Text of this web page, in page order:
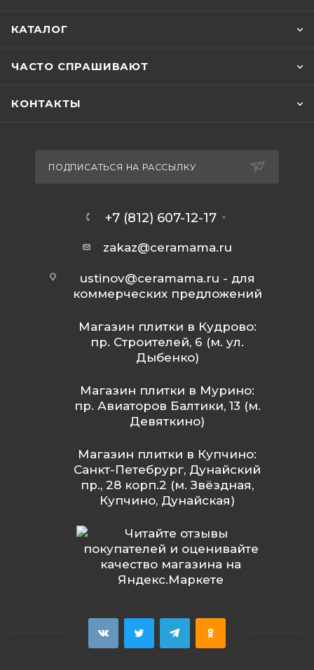
КАТАЛОГ
ЧАСТО СПРАШИВАЮТ
КОНТАКТЫ
ПОДПИСАТЬСЯ НА РАССЫЛКУ
+7 (812) 607-12-17
zakaz@ceramama.ru
ustinov@ceramama.ru - для
коммерческих предложений
Магазин плитки в Кудрово:
пр. Строителей, 6 (м. ул.
Дыбенко)
Магазин плитки в Мурино:
пр. Авиаторов Балтики, 13 (м.
Девяткино)
Магазин плитки в Купчино:
Санкт-Петебрург, Дунайский
пр., 28 корп.2 (м. Звёздная,
Купчино, Дунайская)